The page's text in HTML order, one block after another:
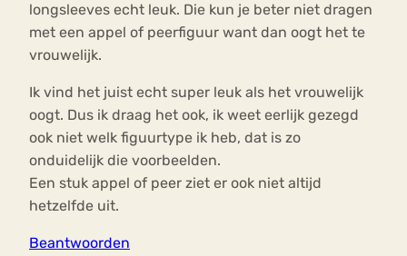
longsleeves echt leuk. Die kun je beter niet dragen
met een appel of peerfiguur want dan oogt het te
vrouwelijk.
Ik vind het juist echt super leuk als het vrouwelijk
oogt. Dus ik draag het ook, ik weet eerlijk gezegd
ook niet welk figuurtype ik heb, dat is zo
onduidelijk die voorbeelden.
Een stuk appel of peer ziet er ook niet altijd
hetzelfde uit.
Beantwoorden